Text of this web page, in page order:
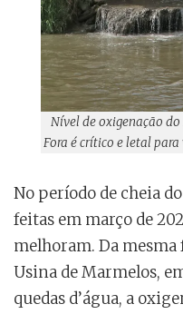
Nível de oxigenação
Fora é crítico e letal
No período de cheia
feitas em março de
melhoram. Da
Usina de Marmelos,
quedas d’água, a